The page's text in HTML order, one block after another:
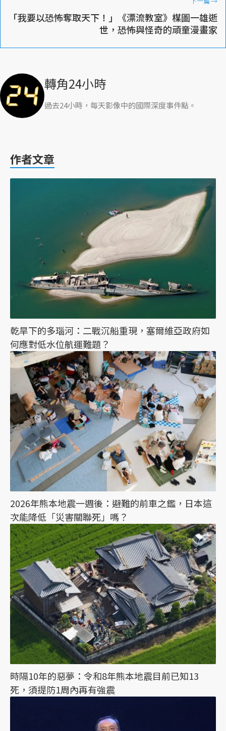
「我要以恐怖奪取天下！」《漂流教室》楳圖一雄逝
世，恐怖與怪奇的頑童漫畫家
轉角24小時
過去24小時，每天影像中的國際深度事件點。
作者文章
乾旱下的多瑙河：二戰沉船重現，塞爾維亞政府如
何應對低水位航運難題？
2026年熊本地震一週後：避難的前車之鑑，日本這
次能降低「災害關聯死」嗎？
時隔10年的惡夢：令和8年熊本地震目前已知13
死，須提防1周內再有強震